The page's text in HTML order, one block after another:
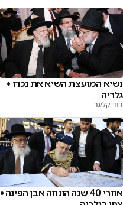
נשיא המועצת השיא את נכדו •
גלריה
דוד קליגר
אחרי 40 שנה הונחה אבן הפינה •